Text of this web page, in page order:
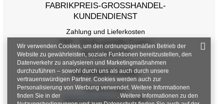
FABRIKPREIS-GROSSHANDEL-K
UNDENDIENST
Zahlung und Lieferkosten
FAQ - Häufig gestellte Fragen
Rückgabepolitik
INFORMATIONEN
Verordnungen
Datenschutzbestimmungen
Wir verwenden Cookies, um den ordnungsgemäßen Betrieb der
Website zu gewährleisten, soziale Funktionen bereitzustellen, den
Datenverkehr zu analysieren und Marketingmaßnahmen
durchzuführen – sowohl durch uns als auch durch unsere
vertrauenswürdigen Partner. Cookies werden auch zur
Personalisierung von Werbung verwendet. Weitere Informationen
finden Sie in der
Datenschutzrichtlinie. Weitere Informationen zu den